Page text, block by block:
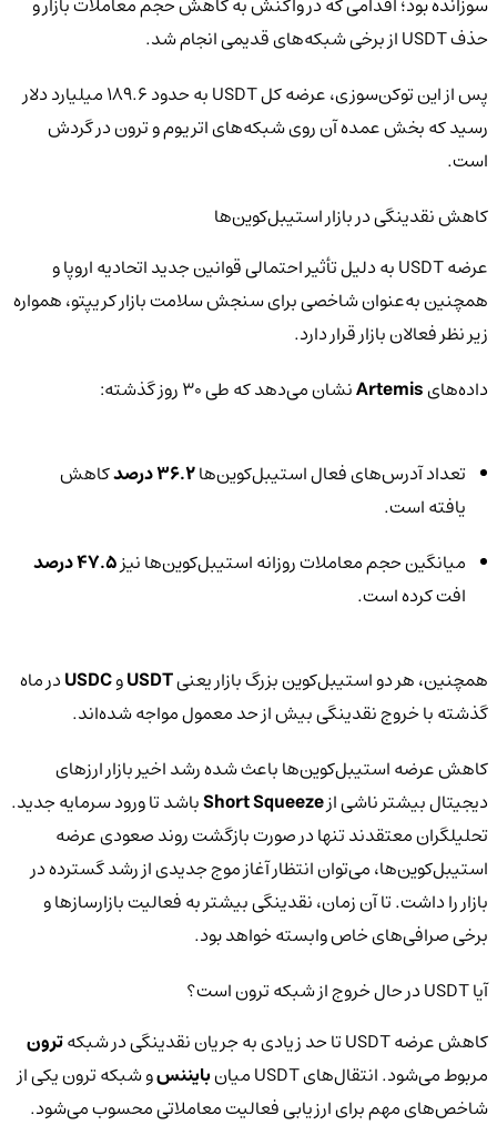
حذف USDT از برخی شبکه‌های قدیمی انجام شد.
پس از این توکن‌سوزی، عرضه کل USDT به حدود ۱۸۹.۶ میلیارد دلار
رسید که بخش عمده آن روی شبکه‌های اتریوم و ترون در گردش
است.
کاهش نقدینگی در بازار استیبل‌کوین‌ها
عرضه USDT به دلیل تأثیر احتمالی قوانین جدید اتحادیه اروپا و
همچنین به‌عنوان شاخصی برای سنجش سلامت بازار کریپتو، همواره
زیر نظر فعالان بازار قرار دارد.
داده‌هایArtemisنشان می‌دهد که طی ۳۰ روز گذشته:
تعداد آدرس‌های فعال استیبل‌کوین‌ها۳۶.۲ درصد
کاهش
یافته است.
میانگین حجم معاملات روزانه استیبل‌کوین‌ها نیز۴۷.۵ درصد
افت کرده است.
همچنین، هر دو استیبل‌کوین بزرگ بازار یعنیUSDTوUSDCدر ماه
گذشته با خروج نقدینگی بیش از حد معمول مواجه شده‌اند.
کاهش عرضه استیبل‌کوین‌ها باعث شده رشد اخیر بازار ارزهای
دیجیتال بیشتر ناشی ازShort Squeezeباشد تا ورود سرمایه جدید.
تحلیلگران معتقدند تنها در صورت بازگشت روند صعودی عرضه
استیبل‌کوین‌ها، می‌توان انتظار آغاز موج جدیدی از رشد گسترده در
بازار را داشت. تا آن زمان، نقدینگی بیشتر به فعالیت بازارسازها و
برخی صرافی‌های خاص وابسته خواهد بود.
آیا USDT در حال خروج از شبکه ترون است؟
کاهش عرضه USDT تا حد زیادی به جریان نقدینگی در شبکه
ترون
مربوط می‌شود. انتقال‌های USDT میان
بایننسو شبکه ترون یکی از
شاخص‌های مهم برای ارزیابی فعالیت معاملاتی محسوب می‌شود.